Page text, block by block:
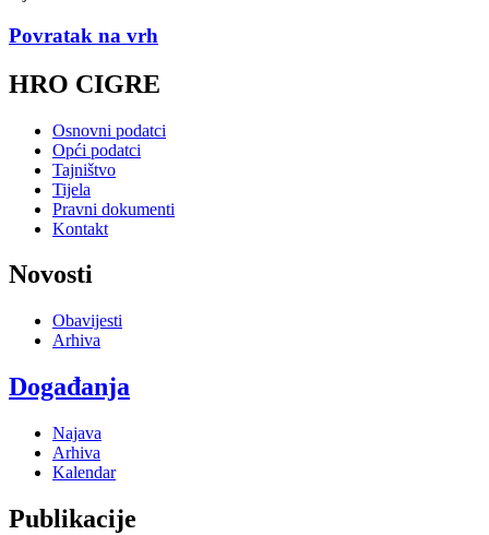
Povratak na vrh
HRO CIGRE
Osnovni podatci
Opći podatci
Tajništvo
Tijela
Pravni dokumenti
Kontakt
Novosti
Obavijesti
Arhiva
Događanja
Najava
Arhiva
Kalendar
Publikacije